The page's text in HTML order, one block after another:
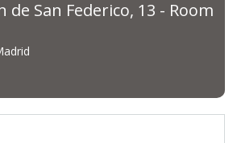
de San Federico, 13 - Room